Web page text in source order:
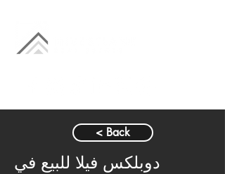
< Back
دوبلكس فيلا للبيع في